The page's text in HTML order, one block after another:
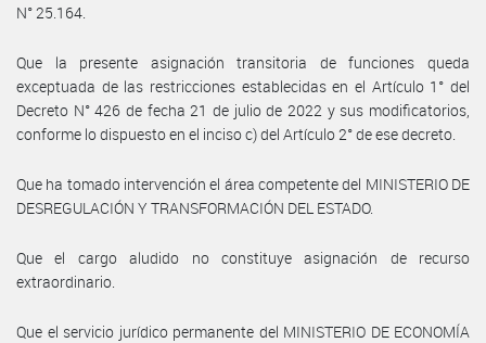
N° 25.164.
Que la presente asignación transitoria de funciones queda
exceptuada de las restricciones establecidas en el Artículo 1° del
Decreto N° 426 de fecha 21 de julio de 2022 y sus modificatorios,
conforme lo dispuesto en el inciso c) del Artículo 2° de ese decreto.
Que ha tomado intervención el área competente del MINISTERIO DE
DESREGULACIÓN Y TRANSFORMACIÓN DEL ESTADO.
Que el cargo aludido no constituye asignación de recurso
extraordinario.
Que el servicio jurídico permanente del MINISTERIO DE ECONOMÍA